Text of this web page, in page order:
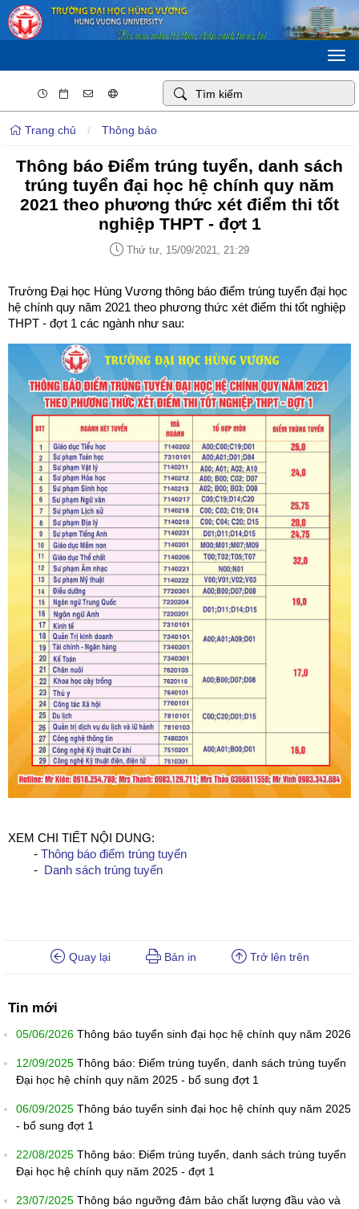
Trang chủ / Thông báo
Thông báo Điểm trúng tuyển, danh sách
trúng tuyển đại học hệ chính quy năm
2021 theo phương thức xét điểm thi tốt
nghiệp THPT - đợt 1
Thứ tư, 15/09/2021, 21:29
Trường Đại học Hùng Vương thông báo điểm trúng tuyển đại học
hệ chính quy năm 2021 theo phương thức xét điểm thi tốt nghiệp
THPT - đợt 1 các ngành như sau:
XEM CHI TIẾT NỘI DUNG:
- Thông báo điểm trúng tuyển
- Danh sách trúng tuyển
Quay lại Bản in Trở lên trên
Tin mới
05/06/2026 Thông báo tuyển sinh đại học hệ chính quy năm 2026
12/09/2025 Thông báo: Điểm trúng tuyển, danh sách trúng tuyển
Đại học hệ chính quy năm 2025 - bổ sung đợt 1
06/09/2025 Thông báo tuyển sinh đại học hệ chính quy năm 2025
- bổ sung đợt 1
22/08/2025 Thông báo: Điểm trúng tuyển, danh sách trúng tuyển
Đại học hệ chính quy năm 2025 - đợt 1
23/07/2025 Thông báo ngưỡng đảm bảo chất lượng đầu vào và